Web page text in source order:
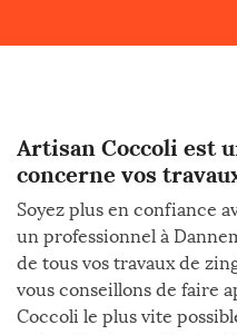
Artisan Coccoli est
concerne vos
Soyez plus en confiance
un professionnel à
de tous vos travaux de
vous conseillons de faire
Coccoli le plus vite